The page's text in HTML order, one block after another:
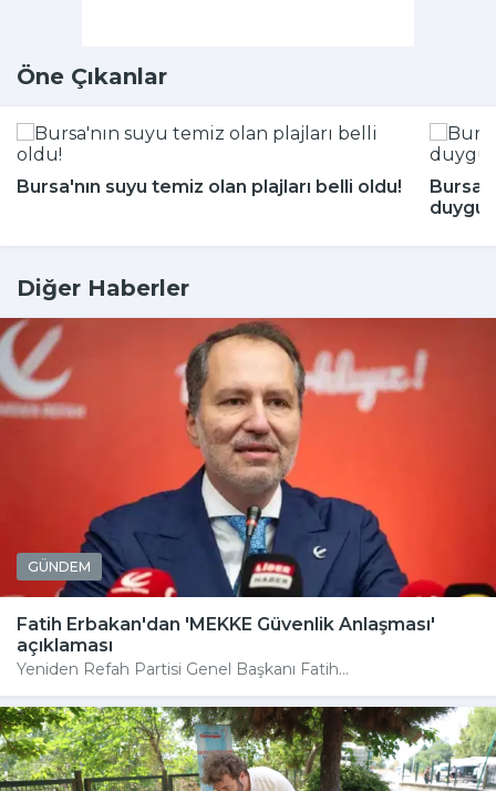
Öne Çıkanlar
Bursa'nın suyu temiz olan plajları belli oldu!
Diğer Haberler
GÜNDEM
Fatih Erbakan'dan 'MEKKE Güvenlik Anlaşması'
açıklaması
Yeniden Refah Partisi Genel Başkanı Fatih...